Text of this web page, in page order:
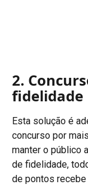
2.
fidelidade
Esta solução é
concurso por
manter o público
de fidelidade,
de pontos